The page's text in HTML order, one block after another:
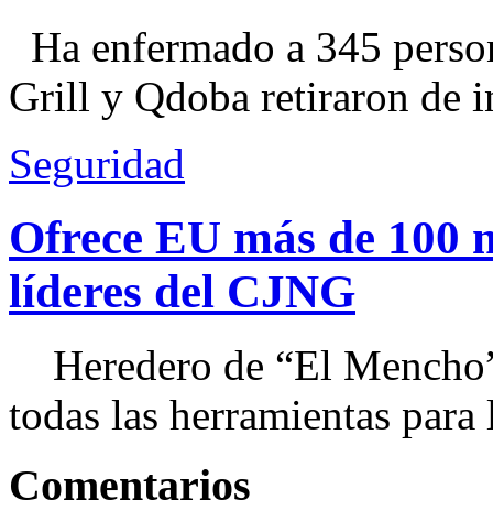
Ha enfermado a 345
Grill y Qdoba retiraron de
Seguridad
Ofrece EU más de 100
líderes del CJNG
Heredero de “El
todas las herramientas
Comentarios